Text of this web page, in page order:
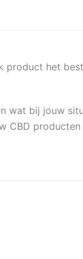
product het
wat bij jouw
CBD